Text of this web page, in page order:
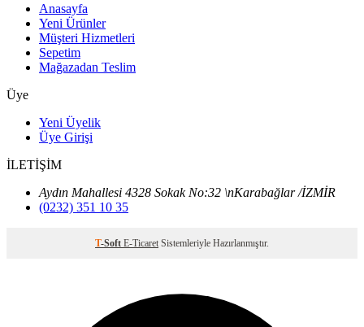
Anasayfa
Yeni Ürünler
Müşteri Hizmetleri
Sepetim
Mağazadan Teslim
Üye
Yeni Üyelik
Üye Girişi
İLETİŞİM
Aydın Mahallesi 4328 Sokak No:32 \nKarabağlar /İZMİR
(0232) 351 10 35
T-Soft E-Ticaret Sistemleriyle Hazırlanmıştır.